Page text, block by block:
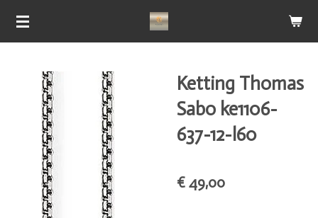
Ga
hoofdinhoud
Ketting Thomas
Sabo ke1106-
637-12-l60
€ 49,00